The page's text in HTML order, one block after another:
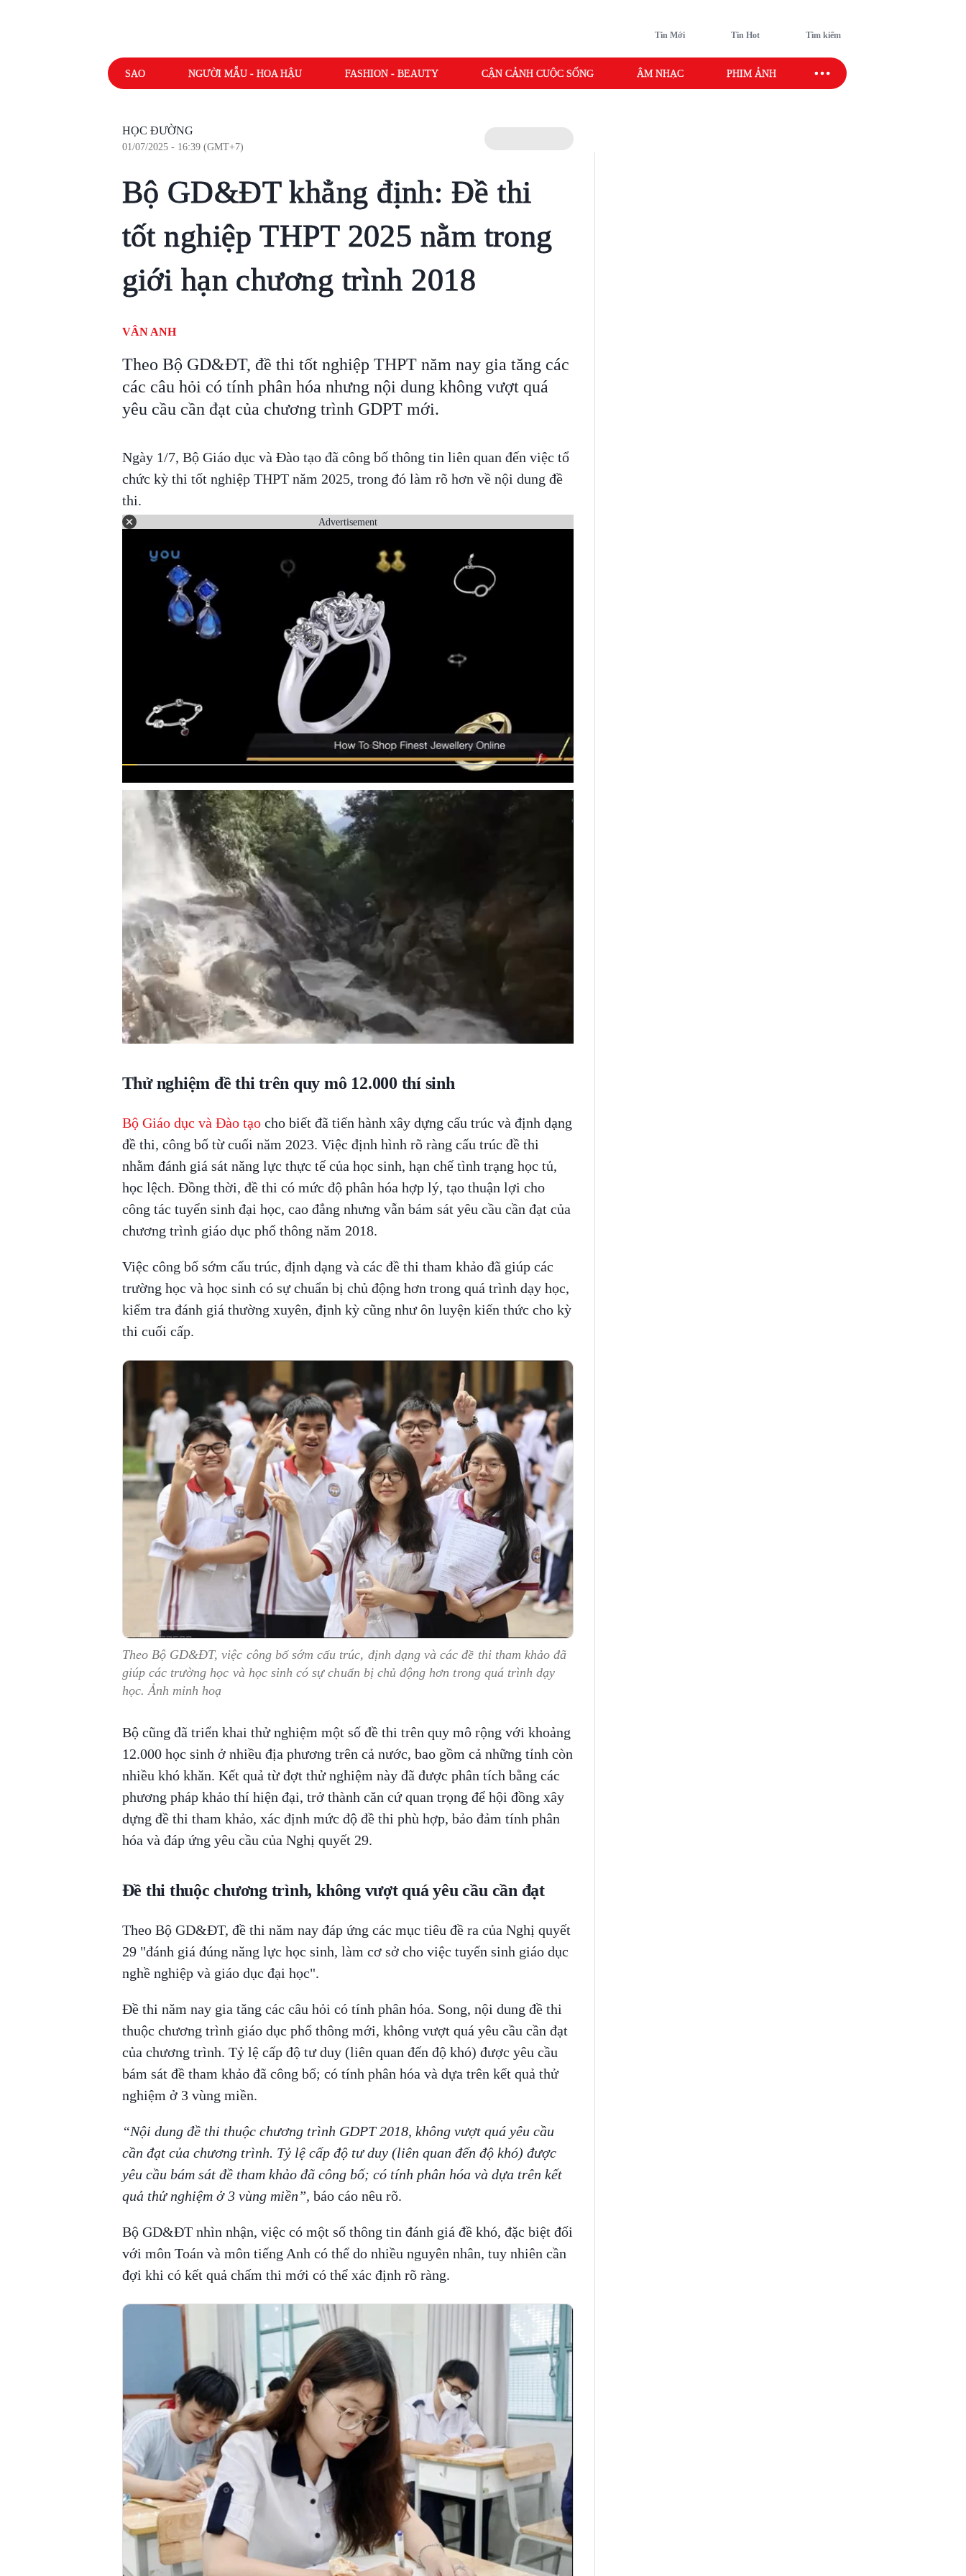
Tin Mới Tin Hot Tìm kiếm
SAO NGƯỜI MẪU - HOA HẬU FASHION - BEAUTY CẬN CẢNH CUỘC SỐNG ÂM NHẠC PHIM ẢNH SAO SPORT
HỌC ĐƯỜNG
01/07/2025 - 16:39 (GMT+7)
Bộ GD&ĐT khẳng định: Đề thi
tốt nghiệp THPT 2025 nằm trong
giới hạn chương trình 2018
VÂN ANH
Theo Bộ GD&ĐT, đề thi tốt nghiệp THPT năm nay gia tăng các
các câu hỏi có tính phân hóa nhưng nội dung không vượt quá
yêu cầu cần đạt của chương trình GDPT mới.
Ngày 1/7, Bộ Giáo dục và Đào tạo đã công bố thông tin liên quan đến việc tổ
chức kỳ thi tốt nghiệp THPT năm 2025, trong đó làm rõ hơn về nội dung đề
thi.
Advertisement
Thử nghiệm đề thi trên quy mô 12.000 thí sinh
Bộ Giáo dục và Đào tạocho biết đã tiến hành xây dựng cấu trúc và định dạng
đề thi, công bố từ cuối năm 2023. Việc định hình rõ ràng cấu trúc đề thi
nhằm đánh giá sát năng lực thực tế của học sinh, hạn chế tình trạng học tủ,
học lệch. Đồng thời, đề thi có mức độ phân hóa hợp lý, tạo thuận lợi cho
công tác tuyển sinh đại học, cao đẳng nhưng vẫn bám sát yêu cầu cần đạt của
chương trình giáo dục phổ thông năm 2018.
Việc công bố sớm cấu trúc, định dạng và các đề thi tham khảo đã giúp các
trường học và học sinh có sự chuẩn bị chủ động hơn trong quá trình dạy học,
kiểm tra đánh giá thường xuyên, định kỳ cũng như ôn luyện kiến thức cho kỳ
thi cuối cấp.
Theo Bộ GD&ĐT, việc công bố sớm cấu trúc, định dạng và các đề thi tham khảo đã
giúp các trường học và học sinh có sự chuẩn bị chủ động hơn trong quá trình dạy
học. Ảnh minh hoạ
Bộ cũng đã triển khai thử nghiệm một số đề thi trên quy mô rộng với khoảng
12.000 học sinh ở nhiều địa phương trên cả nước, bao gồm cả những tỉnh còn
nhiều khó khăn. Kết quả từ đợt thử nghiệm này đã được phân tích bằng các
phương pháp khảo thí hiện đại, trở thành căn cứ quan trọng để hội đồng xây
dựng đề thi tham khảo, xác định mức độ đề thi phù hợp, bảo đảm tính phân
hóa và đáp ứng yêu cầu của Nghị quyết 29.
Đề thi thuộc chương trình, không vượt quá yêu cầu cần đạt
Theo Bộ GD&ĐT, đề thi năm nay đáp ứng các mục tiêu đề ra của Nghị quyết
29 "đánh giá đúng năng lực học sinh, làm cơ sở cho việc tuyển sinh giáo dục
nghề nghiệp và giáo dục đại học".
Đề thi năm nay gia tăng các câu hỏi có tính phân hóa. Song, nội dung đề thi
thuộc chương trình giáo dục phổ thông mới, không vượt quá yêu cầu cần đạt
của chương trình. Tỷ lệ cấp độ tư duy (liên quan đến độ khó) được yêu cầu
bám sát đề tham khảo đã công bố; có tính phân hóa và dựa trên kết quả thử
nghiệm ở 3 vùng miền.
“Nội dung đề thi thuộc chương trình GDPT 2018, không vượt quá yêu cầu
cần đạt của chương trình. Tỷ lệ cấp độ tư duy (liên quan đến độ khó) được
yêu cầu bám sát đề tham khảo đã công bố; có tính phân hóa và dựa trên kết
quả thử nghiệm ở 3 vùng miền”, báo cáo nêu rõ.
Bộ GD&ĐT nhìn nhận, việc có một số thông tin đánh giá đề khó, đặc biệt đối
với môn Toán và môn tiếng Anh có thể do nhiều nguyên nhân, tuy nhiên cần
đợi khi có kết quả chấm thi mới có thể xác định rõ ràng.